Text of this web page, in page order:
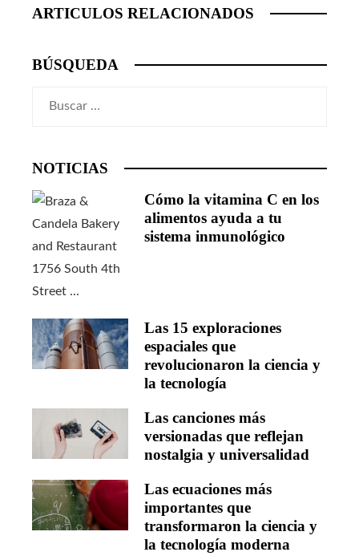
ARTICULOS RELACIONADOS
BÚSQUEDA
NOTICIAS
Cómo la vitamina C en los
alimentos ayuda a tu
sistema inmunológico
Las 15 exploraciones
espaciales que
revolucionaron la ciencia y
la tecnología
Las canciones más
versionadas que reflejan
nostalgia y universalidad
Las ecuaciones más
importantes que
transformaron la ciencia y
la tecnología moderna